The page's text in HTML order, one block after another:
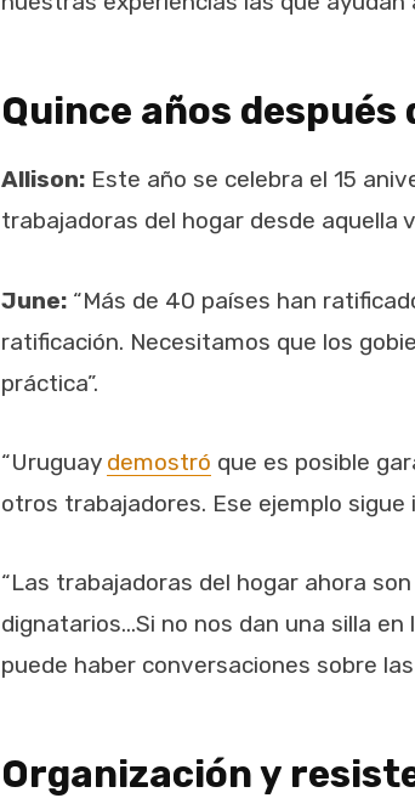
Quince años después
Allison: Este año se celebra el 15
trabajadoras del hogar desde aquella
June: “Más de 40 países han
ratificación. Necesitamos que los
práctica”.
“Uruguay demostró que es posible
otros trabajadores. Ese ejemplo
“Las trabajadoras del hogar ahora
dignatarios…Si no nos dan una silla
puede haber conversaciones sobre
Organización y